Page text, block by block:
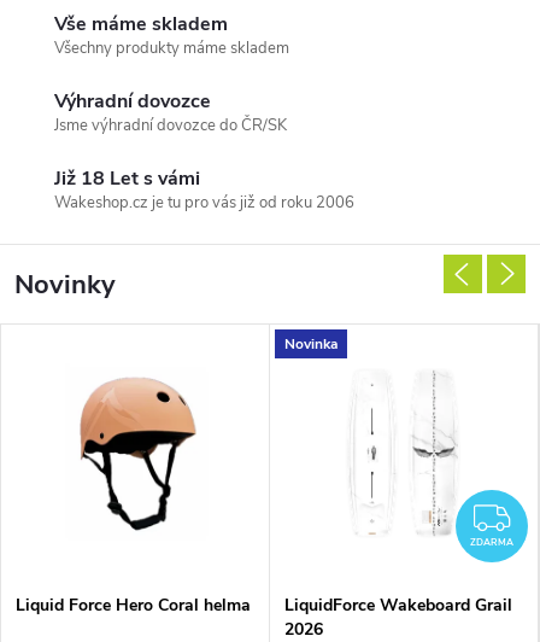
Vše máme skladem
Všechny produkty máme skladem
Výhradní dovozce
Jsme výhradní dovozce do ČR/SK
Již 18 Let s vámi
Wakeshop.cz je tu pro vás již od roku 2006
Novinky
Liquid Force Hero Coral helma
Novinka
ZDARMA
LiquidForce Wakeboard Grail
2026